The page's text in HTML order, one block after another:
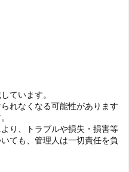
ています。
れなくなる可能性があります
り、トラブルや損失・損害等
ても、管理人は一切責任を負